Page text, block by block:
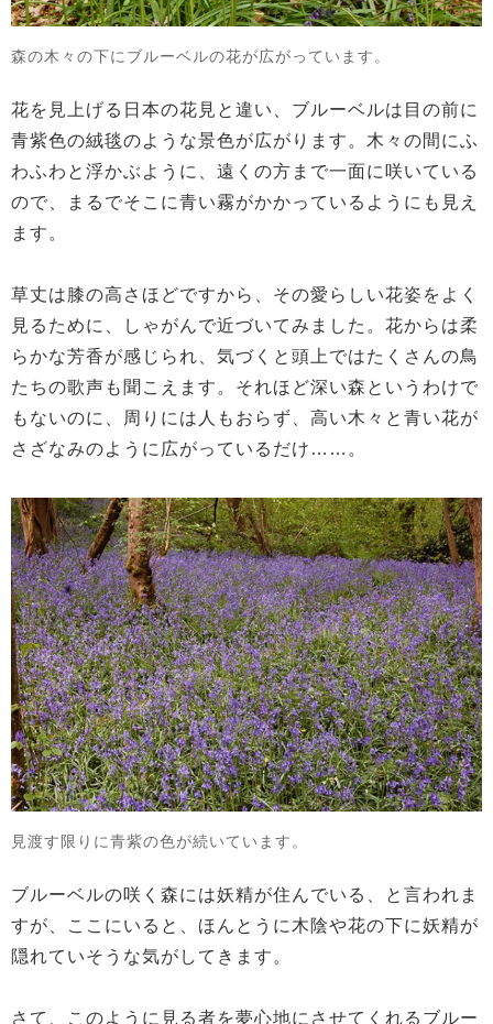
森の木々の下にブルーベルの花が広がっています。
花を見上げる日本の花見と違い、ブルーベルは目の前に
青紫色の絨毯のような景色が広がります。木々の間にふ
わふわと浮かぶように、遠くの方まで一面に咲いている
ので、まるでそこに青い霧がかかっているようにも見え
ます。
草丈は膝の高さほどですから、その愛らしい花姿をよく
見るために、しゃがんで近づいてみました。花からは柔
らかな芳香が感じられ、気づくと頭上ではたくさんの鳥
たちの歌声も聞こえます。それほど深い森というわけで
もないのに、周りには人もおらず、高い木々と青い花が
さざなみのように広がっているだけ……。
見渡す限りに青紫の色が続いています。
ブルーベルの咲く森には妖精が住んでいる、と言われま
すが、ここにいると、ほんとうに木陰や花の下に妖精が
隠れていそうな気がしてきます。
さて、このように見る者を夢心地にさせてくれるブルー